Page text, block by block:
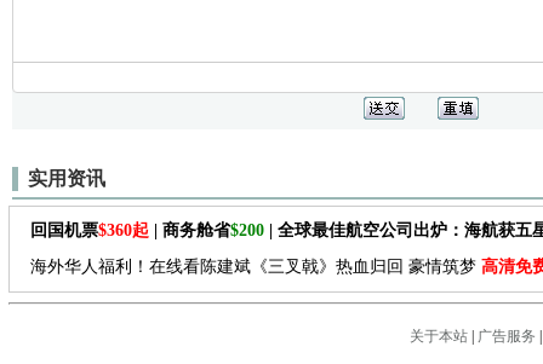
实用资讯
回国机票$360起 | 商务舱省$200 | 全球最佳航空公司出炉：海航获五
海外华人福利！在线看陈建斌《三叉戟》热血归回 豪情筑梦 高清免
关于本站| 广告服务